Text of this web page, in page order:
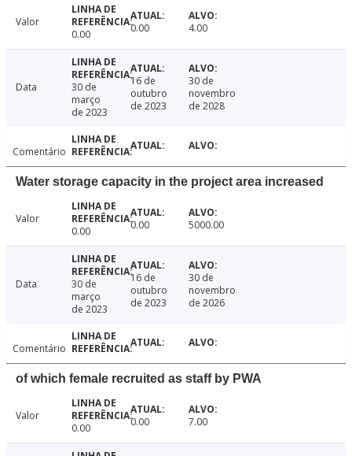
Valor
0.00
0.00 4.00
Data
30 de
março
de 2023
16 de
outubro
de 2023
30 de
novembro
de 2028
Comentário
Water storage capacity in the project area increased
Valor
0.00
0.00 5000.00
Data
30 de
março
de 2023
16 de
outubro
de 2023
30 de
novembro
de 2026
Comentário
of which female recruited as staff by PWA
Valor
0.00
0.00 7.00